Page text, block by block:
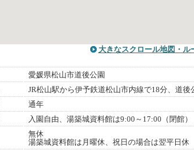
大きなスクロール地図 ・ル
愛媛県松山市道後公園
JR松山駅から伊予鉄道松山市内線で18分、道後
通年
入園自由、湯築城資料館は9:00～17:00（閉館）
無休
湯築城資料館は月曜休、祝日の場合は翌平日休